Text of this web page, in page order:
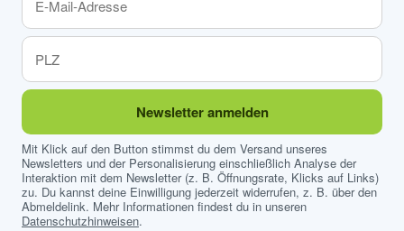
Newsletter anmelden
Mit Klick auf den Button stimmst du dem Versand unseres
Newsletters und der Personalisierung einschließlich Analyse der
Interaktion mit dem Newsletter (z. B. Öffnungsrate, Klicks auf Links)
zu. Du kannst deine Einwilligung jederzeit widerrufen, z. B. über den
Abmeldelink. Mehr Informationen findest du in unseren
Datenschutzhinweisen.